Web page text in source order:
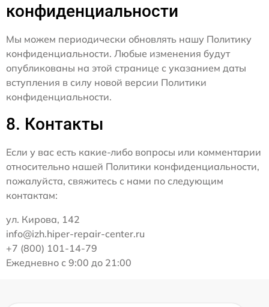
конфиденциальности
Мы можем периодически обновлять нашу Политику
конфиденциальности. Любые изменения будут
опубликованы на этой странице с указанием даты
вступления в силу новой версии Политики
конфиденциальности.
8. Контакты
Если у вас есть какие-либо вопросы или комментарии
относительно нашей Политики конфиденциальности,
пожалуйста, свяжитесь с нами по следующим
контактам:
ул. Кирова, 142
info@izh.hiper-repair-center.ru
+7 (800) 101-14-79
Ежедневно с 9:00 до 21:00